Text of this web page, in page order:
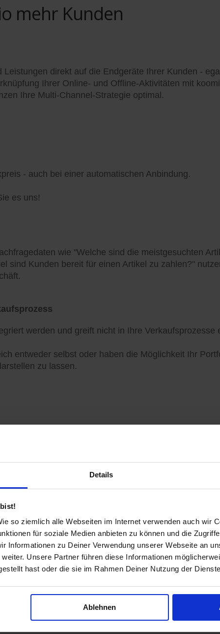
Details
so ziemlich alle Webseiten im Internet verwenden auch wir
für soziale Medien anbieten zu können und die
Informationen zu Deiner Verwendung unserer Webseite an
Unsere Partner führen diese Informationen
hast oder die sie im Rahmen Deiner Nutzung der
Ablehnen
mehr Kunden
direkt auf die Endgeräte Ihrer Kunden -
Ihrer Online- und Offline-Aktivitäten mit
Ihre Multi-Channel-Strategie optimal.
- auch bei einer automatischen Anbindung.
es uns!
wie "Welche sind die meistgesuchten
sind Kunden bereit für einen Artikel zu zahlen?"
werden und greift nicht in Ihre Verkaufsprozesse
entweder selbst oder haben die Möglichkeit Ihr
zu lassen.
nach Geschäften und Produkten in
und Möglichkeiten